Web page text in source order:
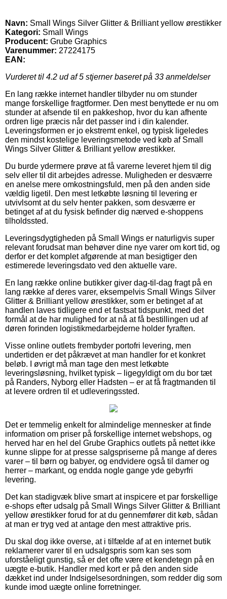
Navn: Small Wings Silver Glitter & Brilliant yellow ørestikker
Kategori: Small Wings
Producent: Grube Graphics
Varenummer: 27224175
EAN:
Vurderet til 4.2 ud af 5 stjerner baseret på 33 anmeldelser
En lang række internet handler tilbyder nu om stunder
mange forskellige fragtformer. Den mest benyttede er nu om
stunder at afsende til en pakkeshop, hvor du kan afhente
ordren lige præcis når det passer ind i din kalender.
Leveringsformen er jo ekstremt enkel, og typisk ligeledes
den mindst kostelige leveringsmetode ved køb af Small
Wings Silver Glitter & Brilliant yellow ørestikker.
Du burde ydermere prøve at få varerne leveret hjem til dig
selv eller til dit arbejdes adresse. Muligheden er desværre
en anelse mere omkostningsfuld, men på den anden side
vældig ligetil. Den mest letkøbte løsning til levering er
utvivlsomt at du selv henter pakken, som desværre er
betinget af at du fysisk befinder dig nærved e-shoppens
tilholdssted.
Leveringsdygtigheden på Small Wings er naturligvis super
relevant forudsat man behøver dine nye varer om kort tid, og
derfor er det komplet afgørende at man besigtiger den
estimerede leveringsdato ved den aktuelle vare.
En lang række online butikker giver dag-til-dag fragt på en
lang række af deres varer, eksempelvis Small Wings Silver
Glitter & Brilliant yellow ørestikker, som er betinget af at
handlen laves tidligere end et fastsat tidspunkt, med det
formål at de har mulighed for at nå at få bestillingen ud af
døren forinden logistikmedarbejderne holder fyraften.
Visse online outlets frembyder portofri levering, men
undertiden er det påkrævet at man handler for et konkret
beløb. I øvrigt må man tage den mest letkøbte
leveringsløsning, hvilket typisk – ligegyldigt om du bor tæt
på Randers, Nyborg eller Hadsten – er at få fragtmanden til
at levere ordren til et udleveringssted.
Det er temmelig enkelt for almindelige mennesker at finde
information om priser på forskellige internet webshops, og
herved har en hel del Grube Graphics outlets på nettet ikke
kunne slippe for at presse salgspriserne på mange af deres
varer – til børn og babyer, og endvidere også til damer og
herrer – markant, og endda nogle gange yde gebyrfri
levering.
Det kan stadigvæk blive smart at inspicere et par forskellige
e-shops efter udsalg på Small Wings Silver Glitter & Brilliant
yellow ørestikker forud for at du gennemfører dit køb, sådan
at man er tryg ved at antage den mest attraktive pris.
Du skal dog ikke overse, at i tilfælde af at en internet butik
reklamerer varer til en udsalgspris som kan ses som
uforståeligt gunstig, så er det ofte være et kendetegn på en
uægte e-butik. Handler med kort er på den anden side
dækket ind under Indsigelsesordningen, som redder dig som
kunde imod uægte online forretninger.